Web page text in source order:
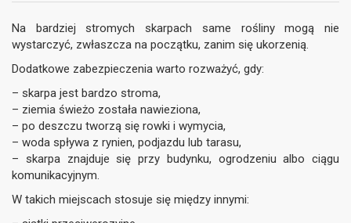
Na bardziej stromych skarpach same rośliny mogą nie
wystarczyć, zwłaszcza na początku, zanim się ukorzenią.
Dodatkowe zabezpieczenia warto rozważyć, gdy:
– skarpa jest bardzo stroma,
– ziemia świeżo została nawieziona,
– po deszczu tworzą się rowki i wymycia,
– woda spływa z rynien, podjazdu lub tarasu,
– skarpa znajduje się przy budynku, ogrodzeniu albo ciągu
komunikacyjnym.
W takich miejscach stosuje się między innymi: